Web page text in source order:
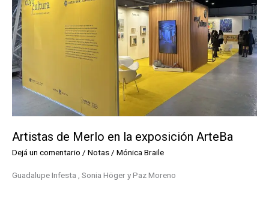
Mago
merlino
Artistas de Merlo en la exposición ArteBa
Dejá un comentario / Notas / Mónica Braile
Guadalupe Infesta , Sonia Höger y Paz Moreno